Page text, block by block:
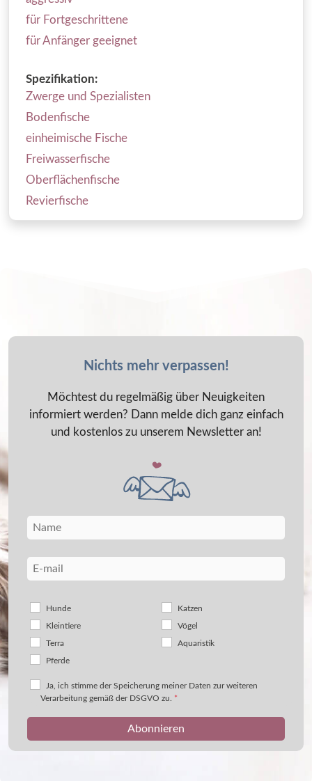
für Fortgeschrittene
für Anfänger geeignet
Spezifikation:
Zwerge und Spezialisten
Bodenfische
einheimische Fische
Freiwasserfische
Oberflächenfische
Revierfische
Nichts mehr verpassen!
Möchtest du regelmäßig über Neuigkeiten
informiert werden? Dann melde dich ganz einfach
und kostenlos zu unserem Newsletter an!
Hunde
Kleintiere
Terra
Pferde
Katzen
Vögel
Aquaristik
Ja, ich stimme der Speicherung meiner Daten zur weiteren
Verarbeitung gemäß der DSGVO zu. *